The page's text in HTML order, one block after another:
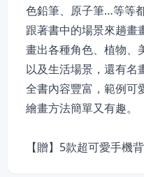
色鉛筆、原子筆…等等
跟著書中的場景來趟畫
畫出各種角色、植物、
以及生活場景，還有名
全書內容豐富，範例可
繪畫方法簡單又有趣。
【贈】5款超可愛手機